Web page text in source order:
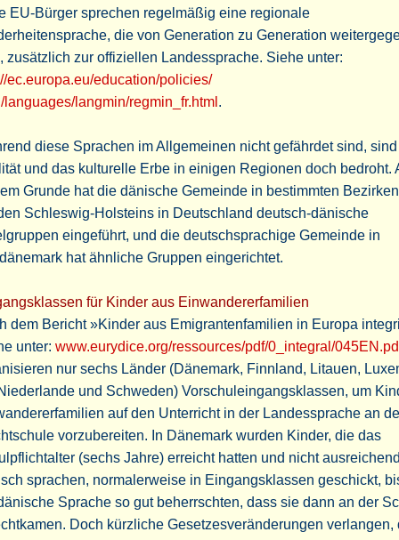
EU-Bürger sprechen regelmäßig eine regionale
die von Generation zu Generation
zusätzlich zur offiziellen Landessprache. Siehe unter:
ec.europa.eu/education/policies/
languages/langmin/regmin_fr.html .
diese Sprachen im Allgemeinen nicht gefährdet sind,
und das kulturelle Erbe in einigen Regionen doch bedroht.
Grunde hat die dänische Gemeinde in bestimmten
Schleswig-Holsteins in Deutschland deutsch-dänische
eingeführt, und die deutschsprachige Gemeinde in
hat ähnliche Gruppen eingerichtet.
für Kinder aus Einwandererfamilien
dem Bericht »Kinder aus Emigrantenfamilien in Europa
unter: www.eurydice.org/ressources/pdf/0_integral/
nur sechs Länder (Dänemark, Finnland, Litauen,
und Schweden) Vorschuleingangsklassen, um
auf den Unterricht in der Landessprache an
vorzubereiten. In Dänemark wurden Kinder, die das
(sechs Jahre) erreicht hatten und nicht
sprachen, normalerweise in Eingangsklassen geschickt,
Sprache so gut beherrschten, dass sie dann an der
Doch kürzliche Gesetzesveränderungen verlangen,